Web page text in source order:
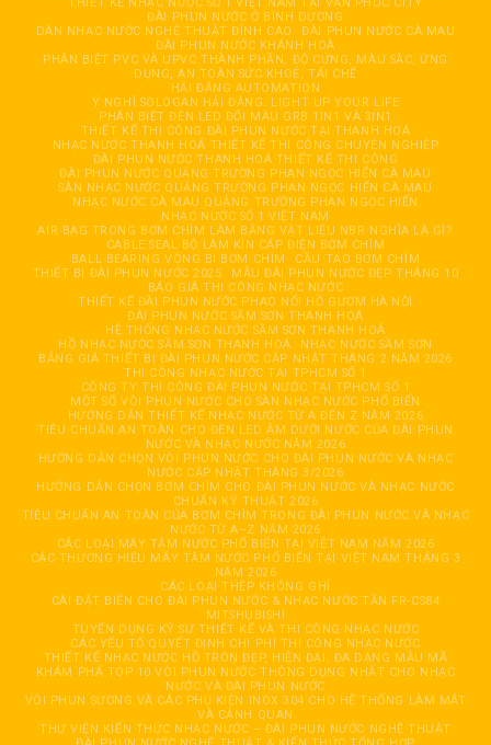
ĐÀI PHUN NƯỚC Ở BÌNH DƯƠNG
DÀN NHẠC NƯỚC NGHỆ THUẬT ĐỈNH CAO
ĐÀI PHUN NƯỚC CÀ MAU
ĐÀI PHUN NƯỚC KHÁNH HOÀ
PHÂN BIỆT PVC VÀ UPVC THÀNH PHẦN, ĐỘ CỨNG, MÀU SẮC, ỨNG
DỤNG, AN TOÀN SỨC KHOẺ, TÁI CHẾ
HẢI ĐĂNG AUTOMATION
Ý NGHĨ SOLOGAN HẢI ĐĂNG: LIGHT UP YOUR LIFE
PHÂN BIỆT ĐÈN LED ĐỔI MÀU GRB 1IN1 VÀ 3IN1
THIẾT KẾ THI CÔNG ĐÀI PHUN NƯỚC TẠI THANH HOÁ
NHẠC NƯỚC THANH HOÁ THIẾT KẾ THI CÔNG CHUYÊN NGHIỆP
ĐÀI PHUN NƯỚC THANH HOÁ THIẾT KẾ THI CÔNG
ĐÀI PHUN NƯỚC QUẢNG TRƯỜNG PHAN NGỌC HIỂN CÀ MAU
SÀN NHẠC NƯỚC QUẢNG TRƯỜNG PHAN NGỌC HIỂN CÀ MAU
NHẠC NƯỚC CÀ MAU QUẢNG TRƯỜNG PHAN NGỌC HIỂN
NHẠC NƯỚC SỐ 1 VIỆT NAM
AIR BAG TRONG BƠM CHÌM LÀM BẰNG VẬT LIỆU NBR NGHĨA LÀ GÌ?
CABLE SEAL BỘ LÀM KÍN CÁP ĐIỆN BƠM CHÌM
BALL BEARING VÒNG BI BƠM CHÌM
CẦU TẠO BƠM CHÌM
THIẾT BỊ ĐÀI PHUN NƯỚC 2025
MẪU ĐÀI PHUN NƯỚC ĐẸP THÁNG 10
BÁO GIÁ THI CÔNG NHẠC NƯỚC
THIẾT KẾ ĐÀI PHUN NƯỚC PHAO NỔI HỒ GƯƠM HÀ NỘI
ĐÀI PHUN NƯỚC SẦM SƠN THANH HOÁ
HỆ THỐNG NHẠC NƯỚC SẦM SƠN THANH HOÁ
HỒ NHẠC NƯỚC SẦM SƠN THANH HOÁ
NHẠC NƯỚC SẦM SƠN
BẢNG GIÁ THIẾT BỊ ĐÀI PHUN NƯỚC CẬP NHẬT THÁNG 2 NĂM 2026
THI CÔNG NHẠC NƯỚC TẠI TPHCM SỐ 1
CÔNG TY THI CÔNG ĐÀI PHUN NƯỚC TẠI TPHCM SỐ 1
MỘT SỐ VÒI PHUN NƯỚC CHO SÀN NHẠC NƯỚC PHỔ BIẾN
HƯỚNG DẪN THIẾT KẾ NHẠC NƯỚC TỪ A ĐẾN Z NĂM 2026
TIÊU CHUẨN AN TOÀN CHO ĐÈN LED ÂM DƯỚI NƯỚC CỦA ĐÀI PHUN
NƯỚC VÀ NHẠC NƯỚC NĂM 2026
HƯỚNG DẪN CHỌN VÒI PHUN NƯỚC CHO ĐÀI PHUN NƯỚC VÀ NHẠC
NƯỚC CẬP NHẬT THÁNG 3/2026
HƯỚNG DẪN CHỌN BƠM CHÌM CHO ĐÀI PHUN NƯỚC VÀ NHẠC NƯỚC
CHUẨN KỸ THUẬT 2026
TIÊU CHUẨN AN TOÀN CỦA BƠM CHÌM TRONG ĐÀI PHUN NƯỚC VÀ NHẠC
NƯỚC TỪ A–Z NĂM 2026
CÁC LOẠI MÁY TĂM NƯỚC PHỔ BIẾN TẠI VIỆT NAM NĂM 2026
CÁC THƯƠNG HIỆU MÁY TĂM NƯỚC PHỔ BIẾN TẠI VIỆT NAM THÁNG 3
NĂM 2026
CÁC LOẠI THÉP KHÔNG GHỈ
CÀI ĐẶT BIẾN CHO ĐÀI PHUN NƯỚC & NHẠC NƯỚC TẦN FR-CS84
MITSHUBISHI
TUYỂN DỤNG KỸ SƯ THIẾT KẾ VÀ THI CÔNG NHẠC NƯỚC
CÁC YẾU TỐ QUYẾT ĐỊNH CHI PHÍ THI CÔNG NHẠC NƯỚC
THIẾT KẾ NHẠC NƯỚC HỒ TRÒN ĐẸP, HIỆN ĐẠI, ĐA DẠNG MẪU MÃ
KHÁM PHÁ TOP 10 VÒI PHUN NƯỚC THÔNG DỤNG NHẤT CHO NHẠC
NƯỚC VÀ ĐÀI PHUN NƯỚC
VÒI PHUN SƯƠNG VÀ CÁC PHỤ KIỆN INOX 304 CHO HỆ THỐNG LÀM MÁT
VÀ CẢNH QUAN
THƯ VIỆN KIẾN THỨC NHẠC NƯỚC – ĐÀI PHUN NƯỚC NGHỆ THUẬT